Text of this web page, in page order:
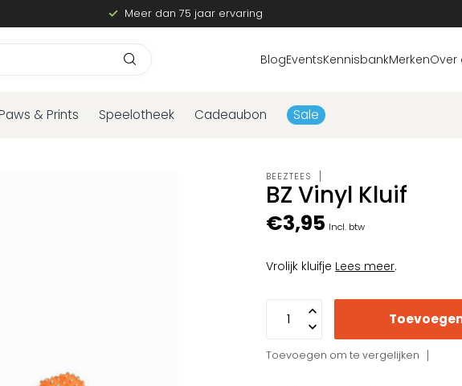
Meer dan 75 jaar ervaring
BlogEventsKennisbankMerkenOver
& Prints Speelotheek Cadeaubon Sale
BEEZTEES
BZ Vinyl Kluif
€3,95 Incl. btw
Vrolijk kluifje Lees meer.
Toevoegen om te vergelijken